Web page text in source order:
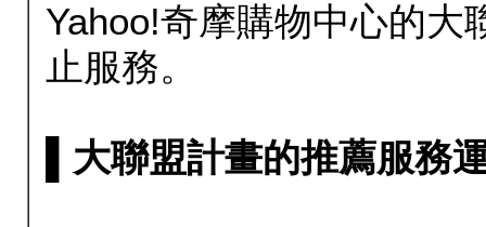
Yahoo!奇摩購物中心的大
止服務。
▌大聯盟計畫的推薦服務